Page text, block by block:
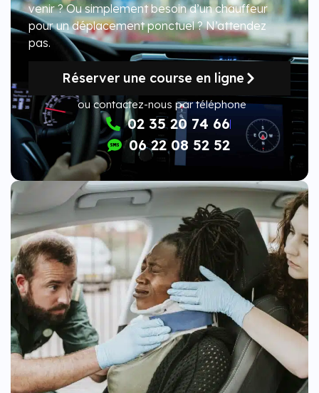
venir ? Ou simplement besoin d’un chauffeur
pour un déplacement ponctuel ? N’attendez
pas.
Réserver une course en ligne
ou contactez-nous par téléphone
02 35 20 74 66
06 22 08 52 52